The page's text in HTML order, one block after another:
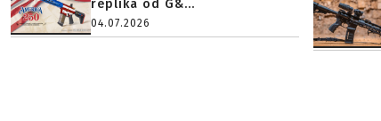
replika od G&...
04.07.2026